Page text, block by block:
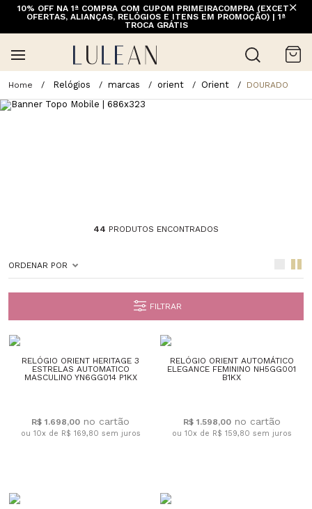
10% OFF NA 1ª COMPRA COM CUPOM PRIMEIRACOMPRA (EXCETO
OFERTAS, ALIANÇAS, RELÓGIOS E ITENS EM PROMOÇÃO) | 1ª
TROCA GRÁTIS
Relógios marcas orient Orient DOURADO
44 PRODUTOS ENCONTRADOS
ORDENAR POR
FILTRAR
RELÓGIO ORIENT HERITAGE 3
ESTRELAS AUTOMATICO
MASCULINO YN6GG014 P1KX
R$ 1.698,00
ou 10x de R$ 169,80 sem juros
RELÓGIO ORIENT AUTOMÁTICO
ELEGANCE FEMININO NH5GG001
B1KX
R$ 1.598,00
ou 10x de R$ 159,80 sem juros